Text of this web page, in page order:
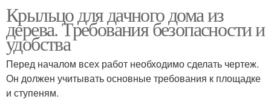
Крыльцо для дачного дома из
дерева. Требования безопасности и
удобства
Перед началом всех работ необходимо сделать чертеж.
Он должен учитывать основные требования к площадке
и ступеням.